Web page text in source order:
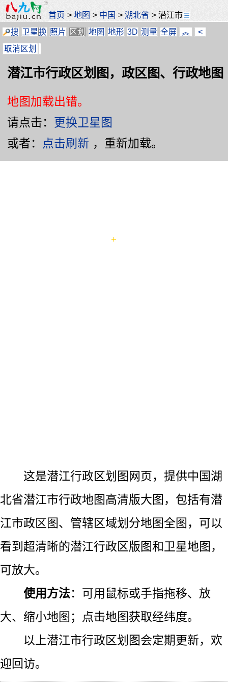
首页 >地图 > 中国 >湖北省 >潜江市
搜 卫星换 照片 区划 地图 地形 3D 测量 全屏 ︽
<
取消区划
潜江市行政区划图，政区图、行政地图
地图加载出错。
请点击： 更换卫星图
或者：
点击刷新 ，重新加载。
这是潜江行政区划图网页，提供中国湖
北省潜江市行政地图高清版大图，包括有潜
江市政区图、管辖区域划分地图全图，可以
看到超清晰的潜江行政区版图和卫星地图，
可放大。
使用方法：可用鼠标或手指拖移、放
大、缩小地图；点击地图获取经纬度。
以上潜江市行政区划图会定期更新，欢
迎回访。